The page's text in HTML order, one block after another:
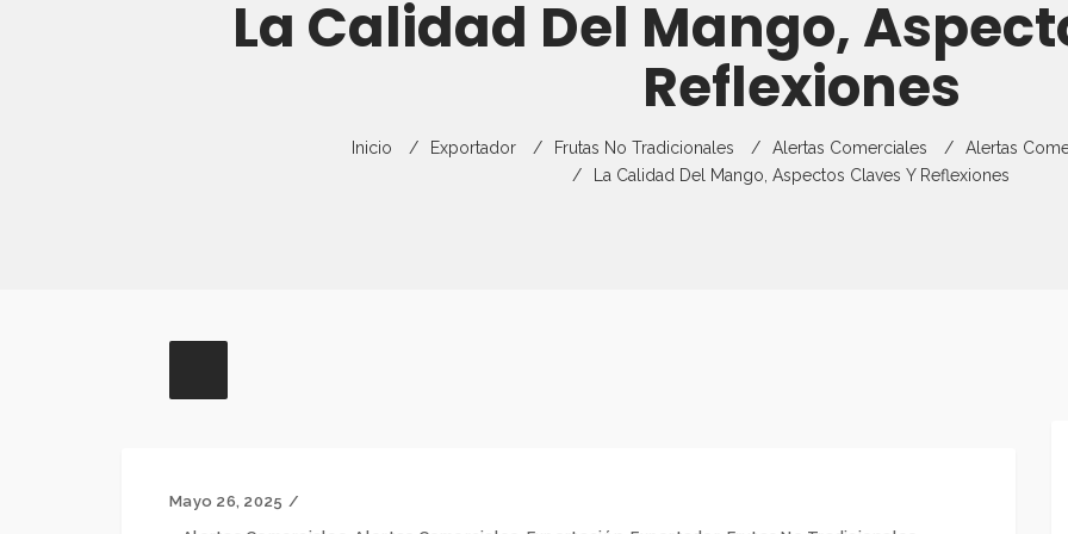
Gestión Del
Requisitos De
Flyers
Estudios De
Guías
Ficha Técnica
Curso Virtual
Partners
Preguntas Frecuentes
La Calidad Del Mango,
Reflexiones
Inicio Exportador Frutas No Tradicionales Alertas Comerciales Alertas
La Calidad Del Mango, Aspectos Claves Y Reflexiones
Mayo 26, 2025